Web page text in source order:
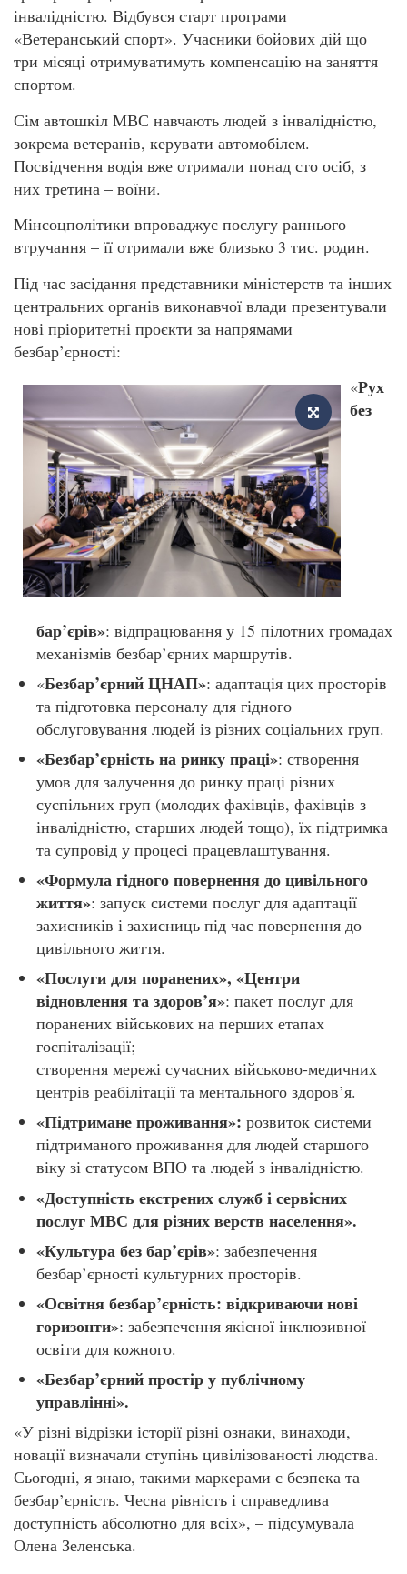
інвалідністю. Відбувся старт програми
«Ветеранський спорт». Учасники бойових дій що
три місяці отримуватимуть компенсацію на заняття
спортом.
Сім автошкіл МВС навчають людей з інвалідністю,
зокрема ветеранів, керувати автомобілем.
Посвідчення водія вже отримали понад сто осіб, з
них третина – воїни.
Мінсоцполітики впроваджує послугу раннього
втручання – її отримали вже близько 3 тис. родин.
Під час засідання представники міністерств та інших
центральних органів виконавчої влади презентували
нові пріоритетні проєкти за напрямами
безбар’єрності:
«Рух
без
бар’єрів»: відпрацювання у 15 пілотних громадах
механізмів безбар’єрних маршрутів.
«Безбар’єрний ЦНАП»: адаптація цих просторів
та підготовка персоналу для гідного
обслуговування людей із різних соціальних груп.
«Безбар’єрність на ринку праці»: створення
умов для залучення до ринку праці різних
суспільних груп (молодих фахівців, фахівців з
інвалідністю, старших людей тощо), їх підтримка
та супровід у процесі працевлаштування.
«Формула гідного повернення до цивільного
життя»: запуск системи послуг для адаптації
захисників і захисниць під час повернення до
цивільного життя.
«Послуги для поранених», «Центри
відновлення та здоров’я»: пакет послуг для
поранених військових на перших етапах
госпіталізації;
створення мережі сучасних військово-медичних
центрів реабілітації та ментального здоров’я.
«Підтримане проживання»: розвиток системи
підтриманого проживання для людей старшого
віку зі статусом ВПО та людей з інвалідністю.
«Доступність екстрених службісервісних
послуг МВС для різних верств населення».
«Культура без бар’єрів»: забезпечення
безбар’єрності культурних просторів.
«Освітня безбар’єрність: відкриваючи нові
горизонти»: забезпечення якісної інклюзивної
освіти для кожного.
«Безбар’єрний простірупублічному
управлінні».
«У різні відрізки історії різні ознаки, винаходи,
новації визначали ступінь цивілізованості людства.
Сьогодні, я знаю, такими маркерами є безпека та
безбар’єрність. Чесна рівність і справедлива
доступність абсолютно для всіх», – підсумувала
Олена Зеленська.